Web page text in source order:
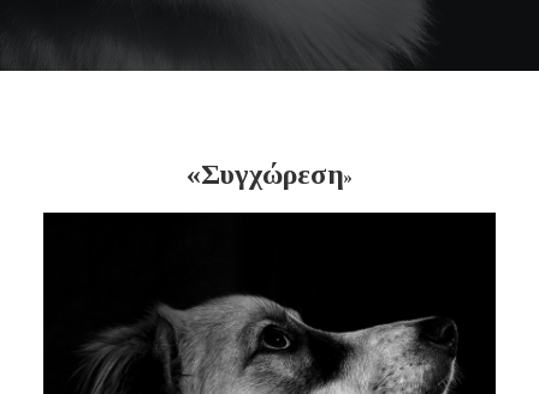
«Συγχώρεση»